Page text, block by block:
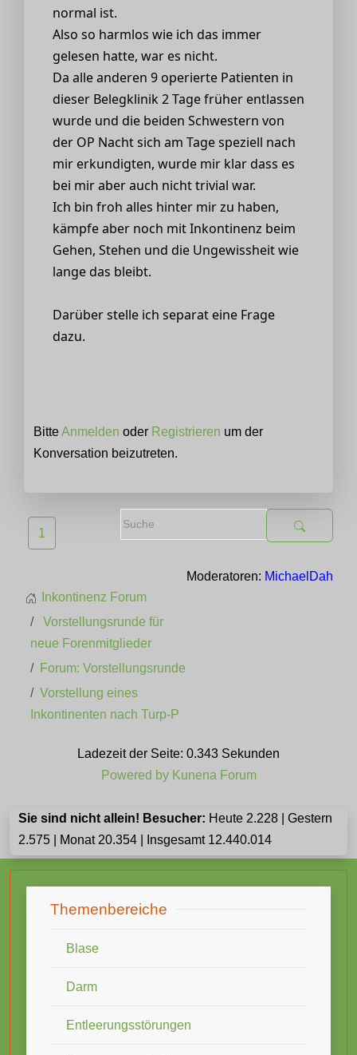
normal ist.
Also so harmlos wie ich das immer
gelesen hatte, war es nicht.
Da alle anderen 9 operierte Patienten in
dieser Belegklinik 2 Tage früher entlassen
wurde und die beiden Schwestern von
der OP Nacht sich am Tage speziell nach
mir erkundigten, wurde mir klar dass es
bei mir aber auch nicht trivial war.
Ich bin froh alles hinter mir zu haben,
kämpfe aber noch mit Inkontinenz beim
Gehen, Stehen und die Ungewissheit wie
lange das bleibt.
Darüber stelle ich separat eine Frage
dazu.
BitteAnmelden oder Registrieren um der
Konversation beizutreten.
1
Moderatoren: MichaelDah
Inkontinenz Forum
Vorstellungsrunde für
neue Forenmitglieder
Forum: Vorstellungsrunde
Vorstellung eines
Inkontinenten nach Turp-P
Ladezeit der Seite: 0.343 Sekunden
Powered by Kunena Forum
Sie sind nicht allein! Besucher: Heute 2.228 | Gestern
2.575 | Monat 20.354 | Insgesamt 12.440.014
Themenbereiche
Blase
Darm
Entleerungsstörungen